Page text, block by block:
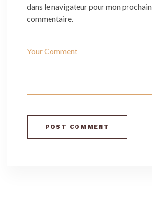
dans le navigateur pour mon prochain
commentaire.